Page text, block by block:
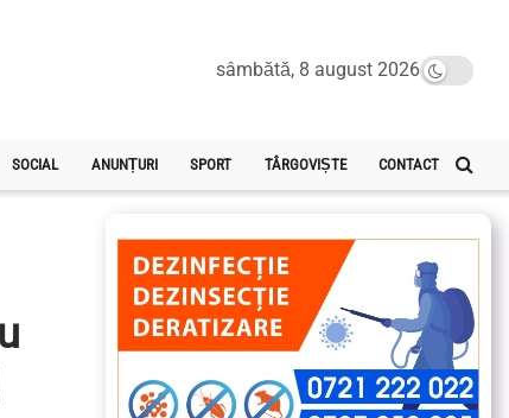
sâmbătă, 8 august 2026
SOCIAL ANUNȚURI SPORT TÂRGOVIȘTE CONTACT